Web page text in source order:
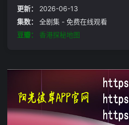
更新：
2026-06-13
集数：
全剧集 - 免费在线观看
豆瓣：
香港探秘地图